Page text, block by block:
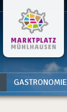
GASTRONOMIE